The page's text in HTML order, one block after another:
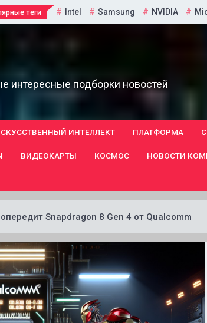
теги Intel Samsung NVIDIA
интересные подборки новостей
ИНТЕЛЛЕКТ ПЛАТФОРМА
ВИДЕОКАРТЫ КОСМОС НОВОСТИ
Snapdragon 8 Gen 4 от Qualcomm